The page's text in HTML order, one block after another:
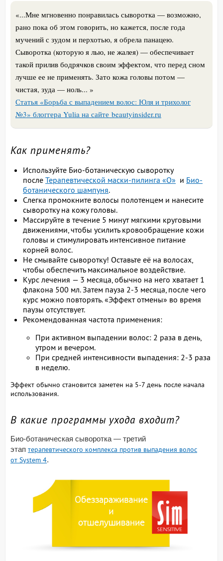
«...Мне мгновенно понравилась сыворотка — возможно,
рано пока об этом говорить, но кажется, после года
мучений с зудом и перхотью, я обрела панацею.
Сыворотка (которую я лью, не жалея) — обеспечивает
такой прилив бодрячков своим эффектом, что перед сном
лучше ее не применять. Зато кожа головы потом —
чистая, зуда — ноль... »
Статья «Борьба с выпадением волос: Юля и трихолог
№3» блоггера Yulia на сайте beautyinsider.ru
Как применять?
Используйте Био-ботаническую сыворотку
после Терапевтической маски-пилинга «О» и Био-
ботанического шампуня.
Слегка промокните волосы полотенцем и нанесите
сыворотку на кожу головы.
Массируйте в течение 5 минут мягкими круговыми
движениями, чтобы усилить кровообращение кожи
головы и стимулировать интенсивное питание
корней волос.
Не смывайте сыворотку! Оставьте её на волосах,
чтобы обеспечить максимальное воздействие.
Курс лечения — 3 месяца, обычно на него хватает 1
флакона 500 мл. Затем пауза 2-3 месяца, после чего
курс можно повторять. «Эффект отмены» во время
паузы отсутствует.
Рекомендованная частота применения:
При активном выпадении волос: 2 раза в день,
утром и вечером.
При средней интенсивности выпадения: 2-3 раза
в неделю.
Эффект обычно становится заметен на 5-7 день после начала
использования.
В какие программы ухода входит?
Био-ботаническая сыворотка — третий
этап терапевтического комплекса против выпадения волос
от System 4.